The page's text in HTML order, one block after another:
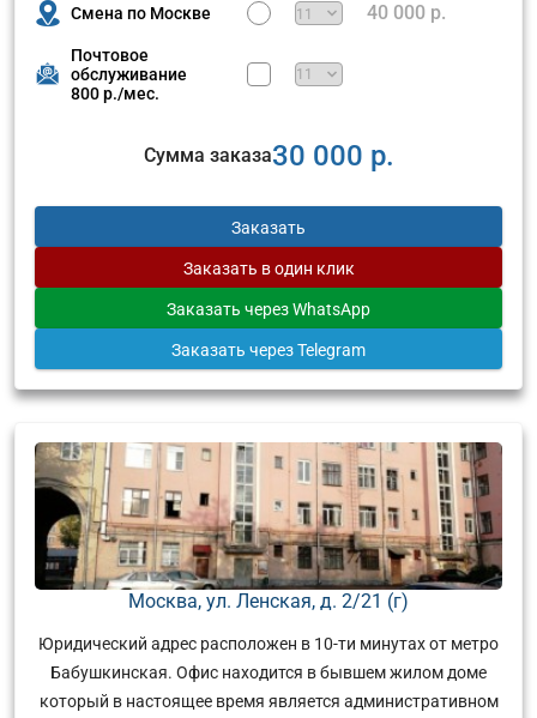
Смена по Москве 40 000 р.
Почтовое
обслуживание
800 р./мес.
Сумма заказа30 000 р.
Заказать
Заказать в один клик
Заказать через WhatsApp
Заказать через Telegram
Москва, ул. Ленская, д. 2/21 (г)
Юридический адрес расположен в 10-ти минутах от метро
Бабушкинская. Офис находится в бывшем жилом доме
который в настоящее время является административном